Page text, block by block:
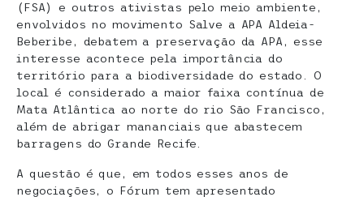
(FSA) e outros ativistas pelo meio ambiente,
envolvidos no movimento Salve a APA Aldeia-
Beberibe, debatem a preservação da APA, esse
interesse acontece pela importância do
território para a biodiversidade do estado. O
local é considerado a maior faixa contínua de
Mata Atlântica ao norte do rio São Francisco,
além de abrigar mananciais que abastecem
barragens do Grande Recife.
A questão é que, em todos esses anos de
negociações, o Fórum tem apresentado